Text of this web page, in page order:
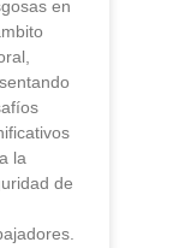
en
la
de